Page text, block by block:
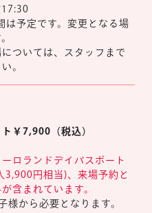
17:30
予定です。変更となる場
ついては、スタッフまで
。
￥7,900（税込）
ロランドデイパスポート
3,900円相当)、来場予約と
含まれています。
様から必要となります。